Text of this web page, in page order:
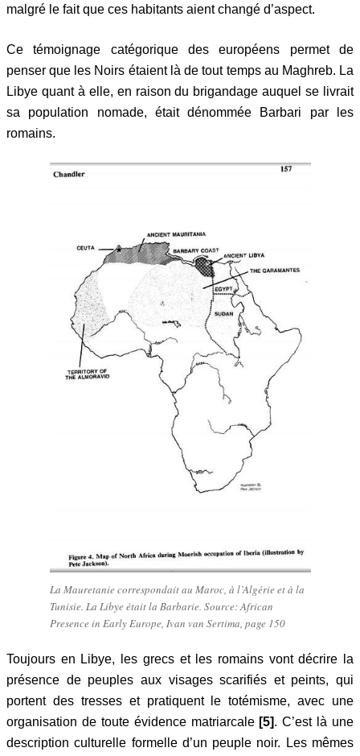
malgré le fait que ces habitants aient changé d’aspect.
Ce témoignage catégorique des européens permet de
penser que les Noirs étaient là de tout temps au Maghreb. La
Libye quant à elle, en raison du brigandage auquel se livrait
sa population nomade, était dénommée Barbari par les
romains.
La Mauretanie correspondait au Maroc, à l’Algérie et à la
Tunisie. La Libye était la Barbarie. Source: African
Presence in Early Europe, Ivan van Sertima, page 150
Toujours en Libye, les grecs et les romains vont décrire la
présence de peuples aux visages scarifiés et peints, qui
portent des tresses et pratiquent le totémisme, avec une
organisation de toute évidence matriarcale [5]. C’est là une
description culturelle formelle d’un peuple noir. Les mêmes